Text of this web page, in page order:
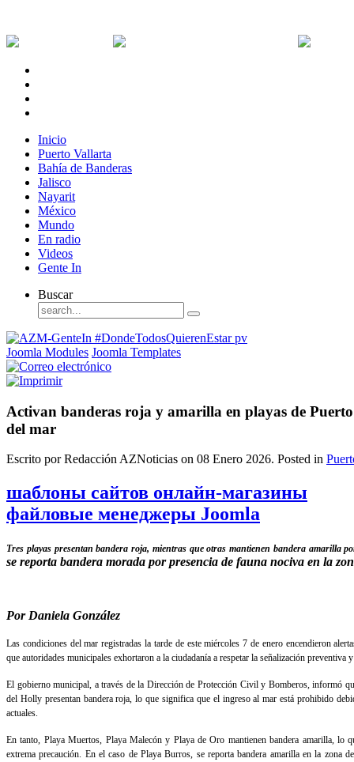
Inicio
Puerto Vallarta
Bahía de Banderas
Jalisco
Nayarit
México
Mundo
En radio
Videos
Gente In
Buscar
Joomla Modules Joomla Templates
Activan banderas roja y amarilla en playas de
del mar
Escrito por Redacción AZNoticias on 08 Enero 2026. Posted in
шаблоны сайтов онлайн-магазины
файловые менеджеры Joomla
Tres playas presentan bandera roja, mientras que otras mantienen bandera amarilla
se reporta bandera morada por presencia de fauna nociva en la
Por Daniela González
Las condiciones del mar registradas la tarde de este miércoles 7 de enero encendieron
que autoridades municipales exhortaron a la ciudadanía a respetar la señalización preventiva
El gobierno municipal, a través de la Dirección de Protección Civil y Bomberos, informó
del Holly presentan bandera roja, lo que significa que el ingreso al mar está prohibido
actuales.
En tanto, Playa Muertos, Playa Malecón y Playa de Oro mantienen bandera amarilla, lo
extrema precaución. En el caso de Playa Burros, se reporta bandera amarilla en la zona